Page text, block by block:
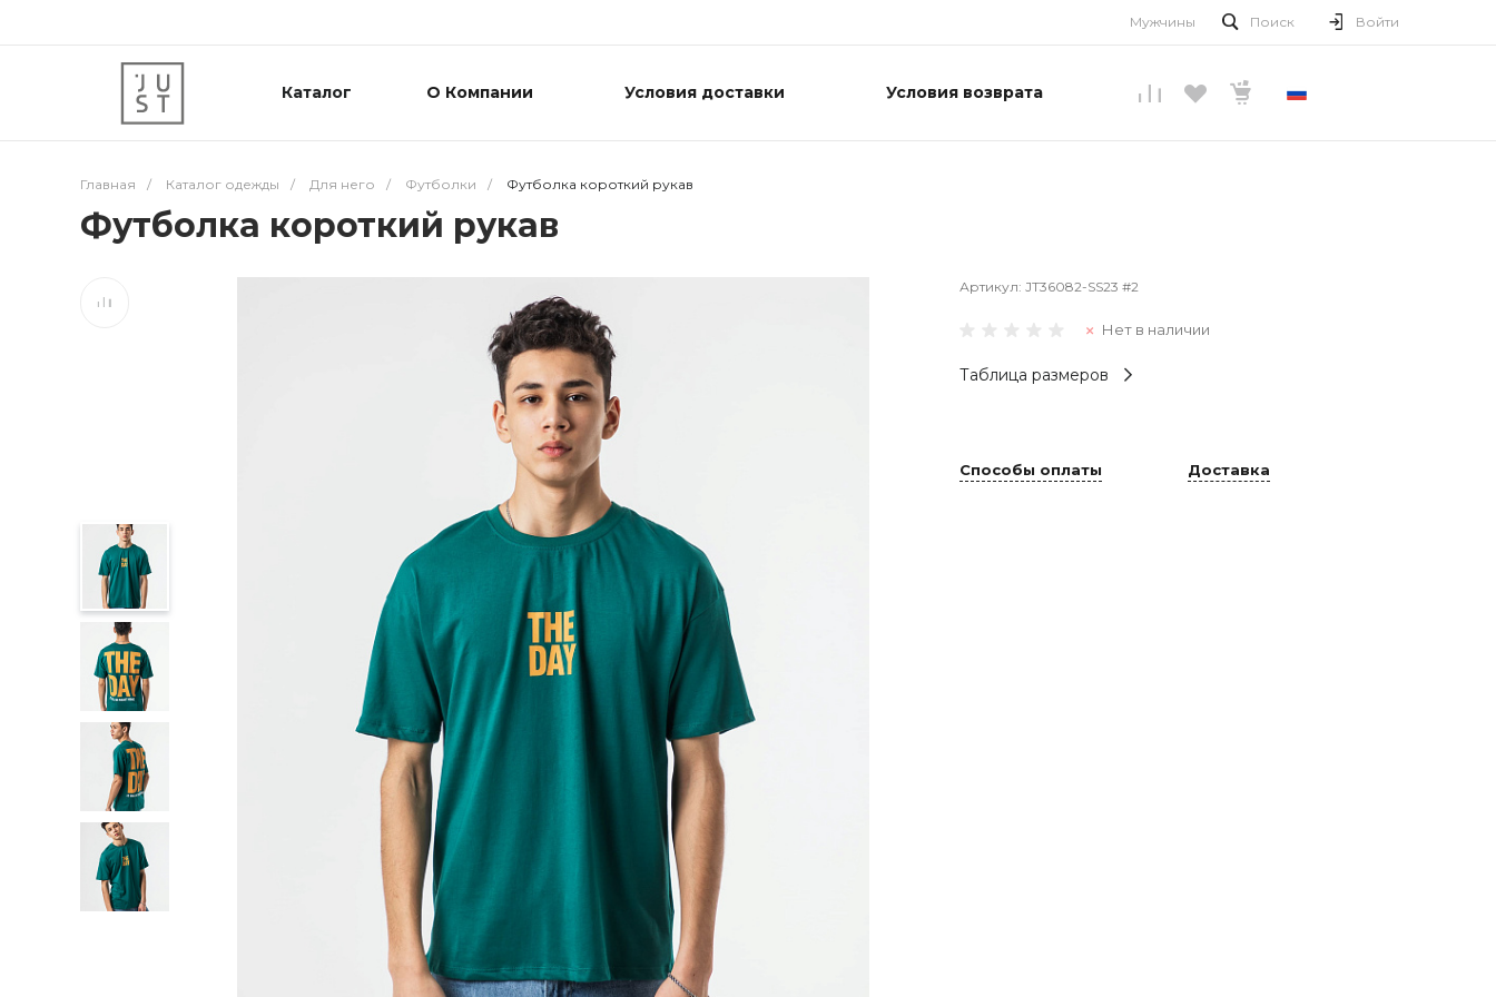
Мужчины Поиск Войти
Каталог О Компании Условия доставки Условия возврата
Главная / Каталог одежды / Для него / Футболки / Футболка короткий рукав
Футболка короткий рукав
Артикул: JT36082-SS23 #2
Нет в наличии
Таблица размеров
Способы оплаты Доставка